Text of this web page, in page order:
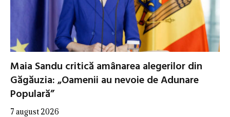
Maia Sandu critică amânarea alegerilor din
Găgăuzia: „Oamenii au nevoie de Adunare
Populară”
7 august 2026